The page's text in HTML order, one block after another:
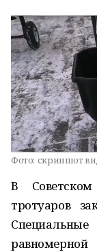
Фото: скриншот
В
тротуаров